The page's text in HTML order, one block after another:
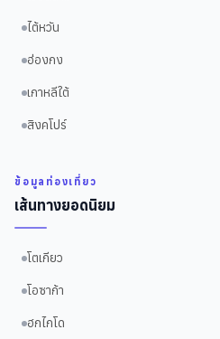
ไต้หวัน
ฮ่องกง
เกาหลีใต้
สิงคโปร์
ข้อมูลท่องเที่ยว
เส้นทางยอดนิยม
โตเกียว
โอซาก้า
ฮกไกโด